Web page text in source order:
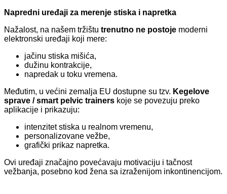
Napredni uređaji za merenje stiska i napretka
Nažalost, na našem tržištu trenutno ne postoje moderni
elektronski uređaji koji mere:
jačinu stiska mišića,
dužinu kontrakcije,
napredak u toku vremena.
Međutim, u većini zemalja EU dostupne su tzv. Kegelove
sprave / smart pelvic trainers koje se povezuju preko
aplikacije i prikazuju:
intenzitet stiska u realnom vremenu,
personalizovane vežbe,
grafički prikaz napretka.
Ovi uređaji značajno povećavaju motivaciju i tačnost
vežbanja, posebno kod žena sa izraženijom inkontinencijom.